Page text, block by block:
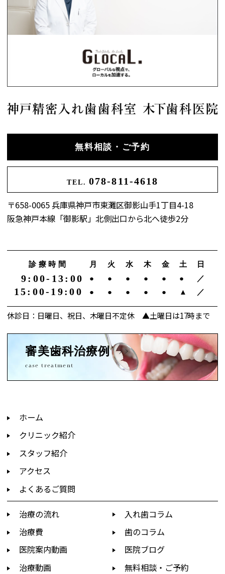
無料相談・ご予約
TEL. 078-811-4618
〒658-0065 兵庫県神戸市東灘区御影山手1丁目4-18
阪急神戸本線「御影駅」北側出口から北へ徒歩2分
審美歯科治療例
case treatment
診療時間 月 火 水 木 金 土 日
9:00-13:00 ● ● ● ● ● ● ／
15:00-19:00 ● ● ● ● ● ▲ ／
休診日：日曜日、祝日、木曜日不定休 ▲土曜日は17時まで
ホーム
クリニック紹介
スタッフ紹介
アクセス
よくあるご質問
治療の流れ
治療費
医院案内動画
治療動画
入れ歯コラム
歯のコラム
医院ブログ
無料相談・ご予約